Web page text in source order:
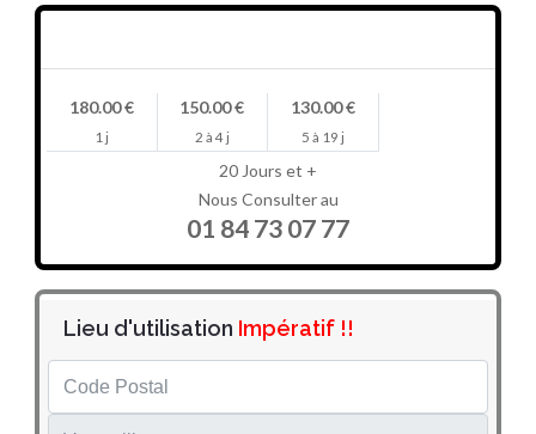
180.00 €
1 j
150.00 €
2 à 4 j
130.00 €
5 à 19 j
20 Jours et +
Nous Consulter au
01 84 73 07 77
Lieu d'utilisation Impératif !!